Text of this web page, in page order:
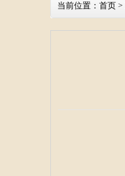
当前位置： 首页 >